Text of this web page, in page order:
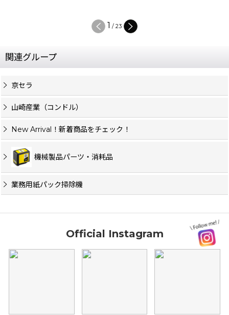
1 / 23
関連グループ
京セラ
山崎産業（コンドル）
New Arrival！新着商品をチェック！
機械製品パーツ・消耗品
業務用紙パック掃除機
Official Instagram